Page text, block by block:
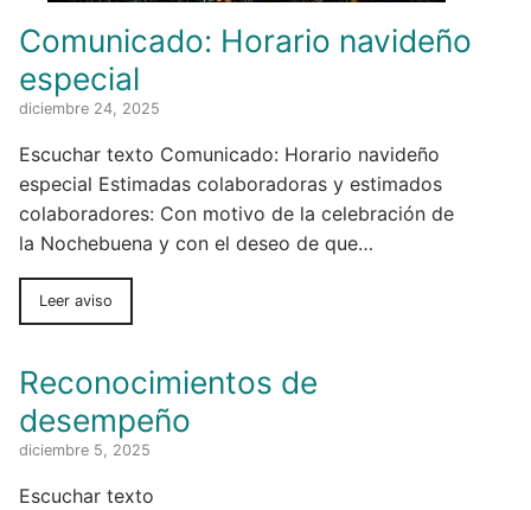
Comunicado: Horario navideño
especial
diciembre 24, 2025
Escuchar texto Comunicado: Horario navideño
especial Estimadas colaboradoras y estimados
colaboradores: Con motivo de la celebración de
la Nochebuena y con el deseo de que…
Leer aviso
Reconocimientos de
desempeño
diciembre 5, 2025
Escuchar texto